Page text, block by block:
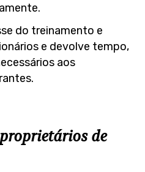
do treinamento e
e devolve tempo,
aos
de